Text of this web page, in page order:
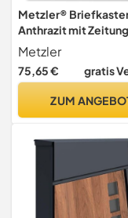
Metzler®
Anthrazit mit
personalisiert mit
Lasergravur,
Wandbriefkasten
Namensschild,
Jahre Ersatzteile,
Metzler
75,65 € gratis
ZUM